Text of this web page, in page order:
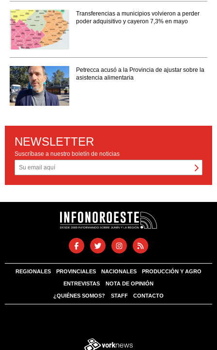
Transferencias a municipios volvieron a perder
poder adquisitivo y cayeron 7,3% en mayo
Petrecca acusó a la Provincia de ajustar sobre la
asistencia alimentaria
NEWSLETTER
Suscríbase a nuestro boletín de noticias
REGIONALES PROVINCIALES NACIONALES PRODUCCIÓN Y AGRO
ENTREVISTAS NOTA DE OPINIÓN
¿QUIÉNES SOMOS? STAFF CONTACTO